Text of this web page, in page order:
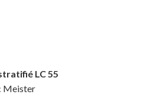
LC 55
Meister